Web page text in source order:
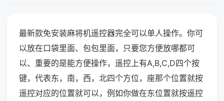
最新款免安装麻将机遥控器完全可以单人操作。你可
以放在口袋里面、包包里面，只要您方便放哪都可
以、重要的是能方便操作，遥控上有A,B,C,D四个按
键，代表东，南，西，北四个方位，座那个位置就按
遥控对应的位置就可以，例如你做在东位置就按遥控